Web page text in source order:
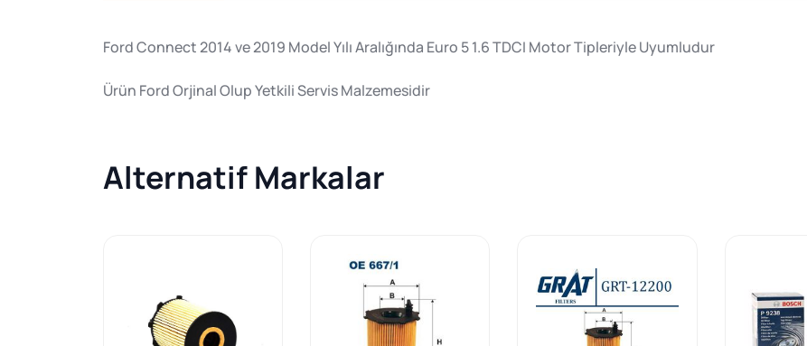
Ford Connect 2014 ve 2019 Model Yılı Aralığında Euro 5 1.6 TDCI Motor Tipleriyle Uyumludur
Ürün Ford Orjinal Olup Yetkili Servis Malzemesidir
Alternatif Markalar